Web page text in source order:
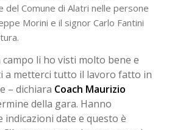
del Comune di Alatri nelle persone
Morini e il signor Carlo Fantini
campo li ho visti molto bene e
a metterci tutto il lavoro fatto in
– dichiara Coach Maurizio
della gara. Hanno
indicazioni date e questo è